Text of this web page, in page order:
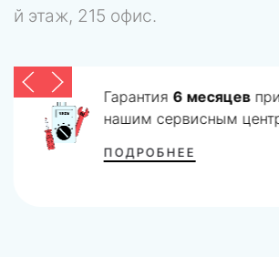
й этаж, 215 офис.
Гарантия 6 месяцев
нашим сервисным
ПОДРОБНЕЕ